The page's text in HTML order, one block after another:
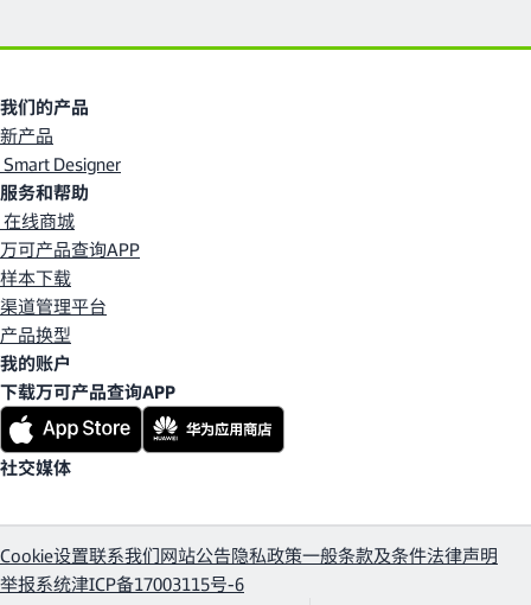
我们的产品
新产品
Smart Designer
服务和帮助
在线商城
万可产品查询APP
样本下载
渠道管理平台
产品换型
我的账户
下载万可产品查询APP
社交媒体
Cookie设置联系我们网站公告隐私政策一般条款及条件法律声明
举报系统津ICP备17003115号-6